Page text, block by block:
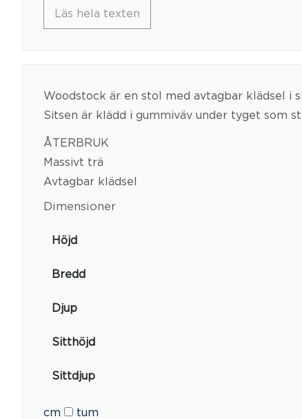
Läs hela texten
Woodstock är en stol med avtagbar klädsel i
Sitsen är klädd i gummiväv under tyget som
ÅTERBRUK
Massivt trä
Avtagbar klädsel
Dimensioner
Höjd
Bredd
Djup
Sitthöjd
Sittdjup
cm
tum